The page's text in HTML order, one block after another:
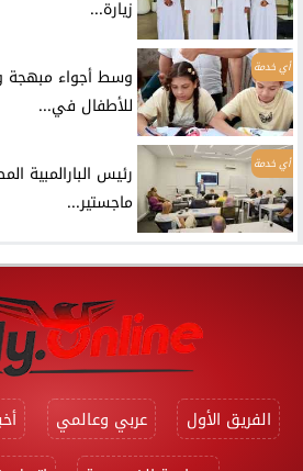
زيارة...
أي خدمة
وسط أجواء مبهجة
للأطفال في...
أي خدمة
رئيس البارالمبية
ماجستير...
الفريق الأول عربي وعالمي